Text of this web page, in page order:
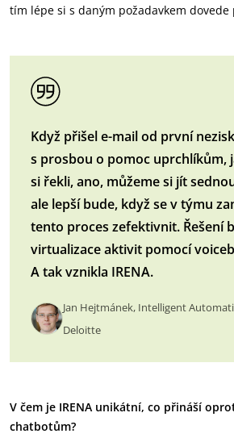
tím lépe si s daným požadavkem dovede
Když přišel e-mail od první
s prosbou o pomoc uprchlíkům,
si řekli, ano, můžeme si jít
ale lepší bude, když se v týmu
tento proces zefektivnit. Řešení
virtualizace aktivit pomocí
A tak vznikla IRENA.
Jan Hejtmánek, Intelligent
Deloitte
V čem je IRENA unikátní, co přináší
chatbotům?